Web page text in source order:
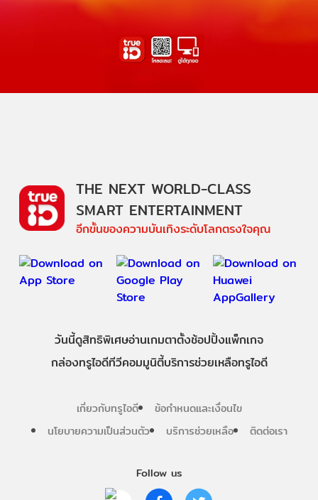
Follow us
THE NEXT WORLD-CLASS
SMART ENTERTAINMENT
อีกขั้นของความบันเทิงระดับโลกตรงใจคุณ
วันนี้ดูสิทธิพิเศษอ่านเกมตาตั้งช้อปปิ้งแพ็กเกจ
กล่องทรูไอดีทีวีคอมมูนิตี้บริการช่วยเหลือทรูไอดี
เกี่ยวกับทรูไอดี
ข้อกำหนดและเงื่อนไข
นโยบายความเป็นส่วนตัว
บริการช่วยเหลือ ติดต่อเรา